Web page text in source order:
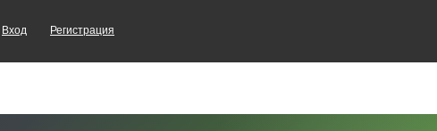
Вход Регистрация